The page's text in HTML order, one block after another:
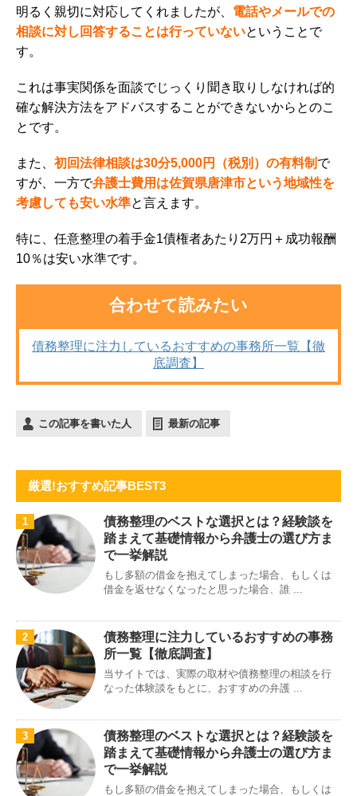
明るく親切に対応してくれましたが、 電話やメールでの
相談に対し回答することは行っていないということで
す。
これは事実関係を面談でじっくり聞き取りしなければ的
確な解決方法をアドバスすることができないからとのこ
とです。
また、 初回法律相談は30分5,000円（税別）の有料制 で
すが、 一方で弁護士費用は佐賀県唐津市という地域性を
考慮しても安い水準と言えます。
特に、任意整理の着手金1債権者あたり2万円＋成功報酬
10％は安い水準です。
合わせて読みたい
債務整理に注力しているおすすめの事務所一覧【徹
底調査】
この記事を書いた人 最新の記事
厳選!おすすめ記事BEST3
1
債務整理のベストな選択とは？経験談を
踏まえて基礎情報から弁護士の選び方ま
で一挙解説
もし多額の借金を抱えてしまった場合、もしくは
借金を返せなくなったと思った場合、誰 ...
2
債務整理に注力しているおすすめの事務
所一覧【徹底調査】
当サイトでは、実際の取材や債務整理の相談を行
なった体験談をもとに、おすすめの弁護 ...
3
債務整理のベストな選択とは？経験談を
踏まえて基礎情報から弁護士の選び方ま
で一挙解説
もし多額の借金を抱えてしまった場合、もしくは